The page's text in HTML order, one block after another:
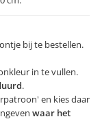
bij te bestellen.
in te vullen.
.
en kies daar
waar het